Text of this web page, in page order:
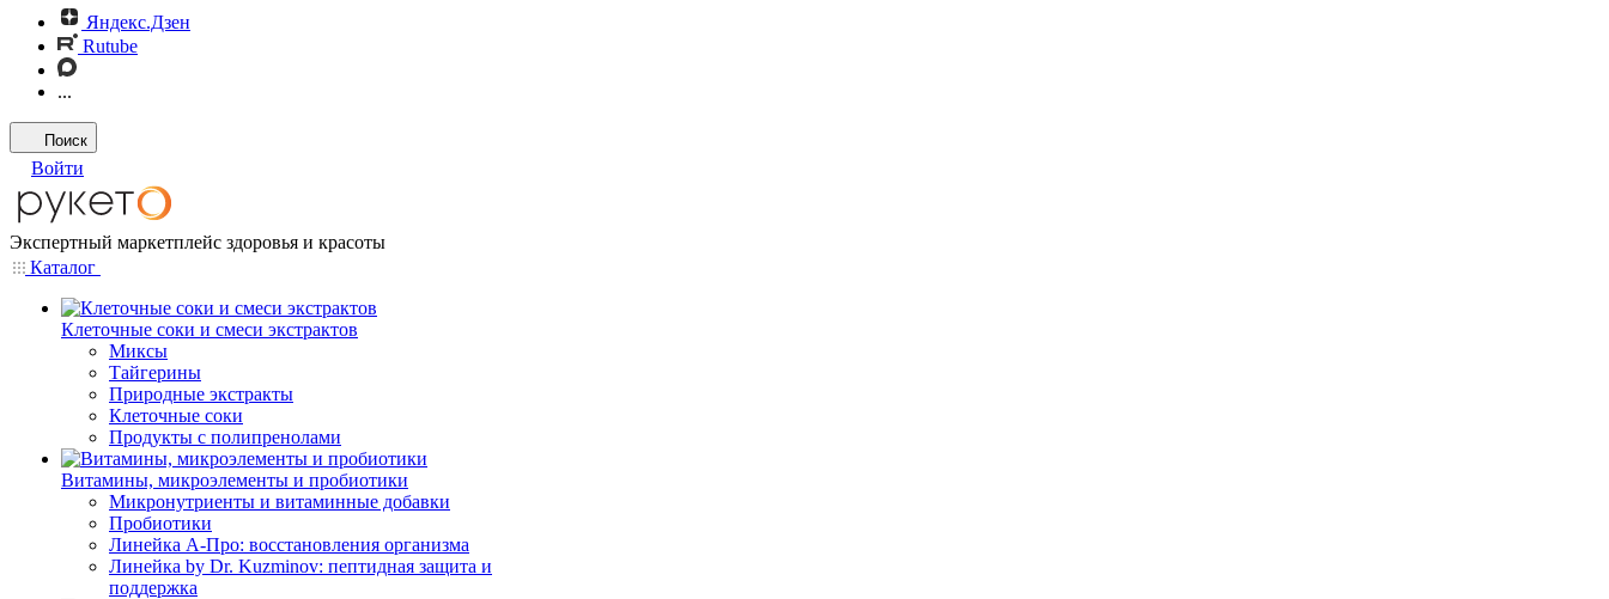
Яндекс.Дзен
Rutube
...
Поиск
Войти
Экспертный маркетплейс здоровья и красоты
Каталог
Клеточные соки и смеси экстрактов
Миксы
Тайгерины
Природные экстракты
Клеточные соки
Продукты с полипренолами
Витамины, микроэлементы и пробиотики
Микронутриенты и витаминные добавки
Пробиотики
Линейка А-Про: восстановления организма
Линейка by Dr. Kuzminov: пептидная защита и
поддержка